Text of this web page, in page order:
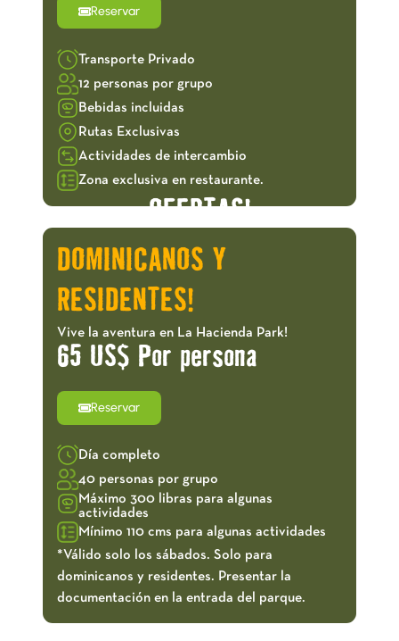
Reservar
Transporte Privado
12 personas por grupo
Bebidas incluidas
Rutas Exclusivas
Actividades de intercambio
Zona exclusiva en restaurante.
OFERTAS!
DOMINICANOS Y
RESIDENTES!
Vive la aventura en La Hacienda Park!
65 US$ Por persona
Reservar
Día completo
40 personas por grupo
Máximo 300 libras para algunas
actividades
Mínimo 110 cms para algunas actividades
*Válido solo los sábados. Solo para
dominicanos y residentes. Presentar la
documentación en la entrada del parque.